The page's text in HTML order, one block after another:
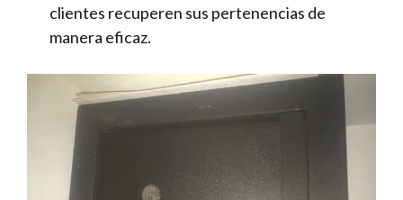
clientes recuperen sus pertenencias de
manera eficaz.